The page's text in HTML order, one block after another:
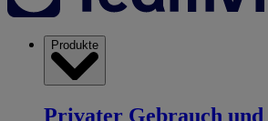
Produkte
Privater Gebrauch